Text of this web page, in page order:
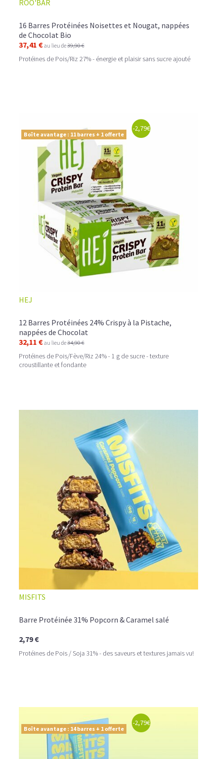
ROO'BAR
16 Barres Protéinées Noisettes et Nougat, nappées
de Chocolat Bio
37,41 € au lieu de39,90 €
Protéines de Pois/Riz 27% - énergie et plaisir sans sucre ajouté
Boîte avantage : 11 barres + 1 offerte
-2,79€
HEJ
12 Barres Protéinées 24% Crispy à la Pistache,
nappées de Chocolat
32,11 € au lieu de34,90 €
Protéines de Pois/Fève/Riz 24% - 1 g de sucre - texture
croustillante et fondante
MISFITS
Barre Protéinée 31% Popcorn & Caramel salé
2,79 €
Protéines de Pois / Soja 31% - des saveurs et textures jamais vu!
Boîte avantage : 14 barres + 1 offerte
-2,79€